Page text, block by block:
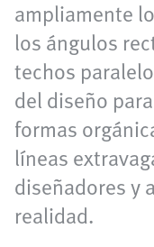
ampliamente
los ángulos
techos
del diseño
formas
líneas
diseñadores y
realidad.